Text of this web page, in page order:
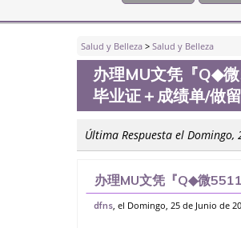
Salud y Belleza > Salud y Belleza
办理MU文凭『Q◆
毕业证＋成绩单/做
Última Respuesta el
办理MU文凭『Q◆微
绩单/做留信网认证（可
dfns, el Domingo, 25 de Junio de